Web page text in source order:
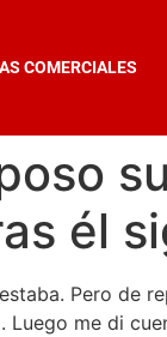
COMERCIALES
él
Pero de
me di